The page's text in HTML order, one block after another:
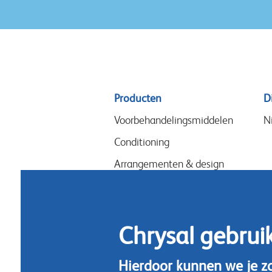
Sitemap
menu
Producten
Voorbehandelingsmiddelen
Conditioning
Arrangementen & design
Chrysal
Hierdoor kunnen we je